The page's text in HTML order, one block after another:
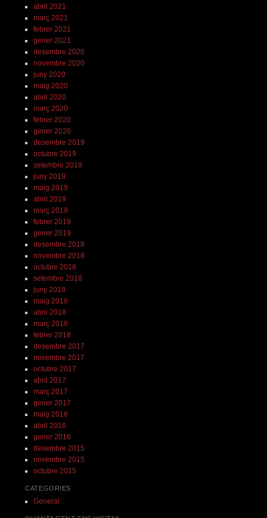
abril 2021
març 2021
febrer 2021
gener 2021
desembre 2020
novembre 2020
juny 2020
maig 2020
abril 2020
març 2020
febrer 2020
gener 2020
desembre 2019
octubre 2019
setembre 2019
juny 2019
maig 2019
abril 2019
març 2019
febrer 2019
gener 2019
desembre 2018
novembre 2018
octubre 2018
setembre 2018
juny 2018
maig 2018
abril 2018
març 2018
febrer 2018
desembre 2017
novembre 2017
octubre 2017
abril 2017
març 2017
gener 2017
maig 2016
abril 2016
gener 2016
desembre 2015
novembre 2015
octubre 2015
CATEGORIES
General